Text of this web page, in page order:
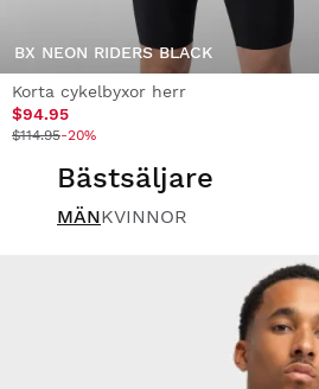
BX NEON RIDERS BLACK
Korta cykelbyxor herr
$94.95
$114.95-20%
Bästsäljare
MÄNKVINNOR